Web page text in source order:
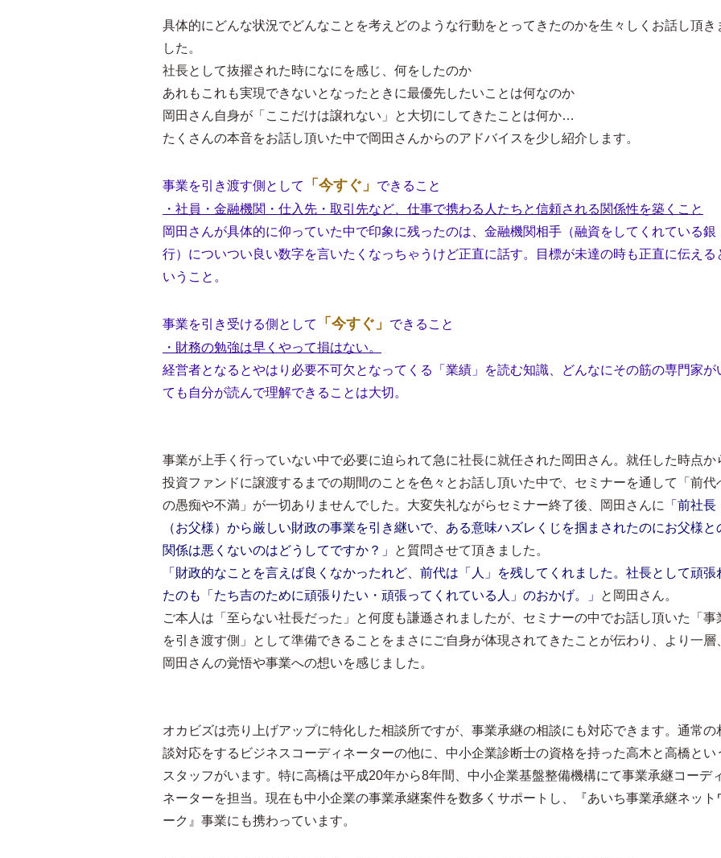
具体的にどんな状況でどんなことを考えどのような行動をとってきたのかを生々しくお話し頂き
した。
社長として抜擢された時になにを感じ、何をしたのか
あれもこれも実現できないとなったときに最優先したいことは何なのか
岡田さん自身が「ここだけは譲れない」と大切にしてきたことは何か…
たくさんの本音をお話し頂いた中で岡田さんからのアドバイスを少し紹介します。
事業を引き渡す側として 「今すぐ」
できること
・社員・金融機関・仕入先・取引先など、仕事で携わる人たちと信頼される関係性を築くこと
岡田さんが具体的に仰っていた中で印象に残ったのは、金融機関相手（融資をしてくれている銀
行）についつい良い数字を言いたくなっちゃうけど正直に話す。目標が未達の時も正直に伝える
いうこと。
事業を引き受ける側として 「今すぐ」
できること
・財務の勉強は早くやって損はない。
経営者となるとやはり必要不可欠となってくる「業績」を読む知識、どんなにその筋の専門家が
ても自分が読んで理解できることは大切。
事業が上手く行っていない中で必要に迫られて急に社長に就任された岡田さん。就任した時点か
投資ファンドに譲渡するまでの期間のことを色々とお話し頂いた中で、セミナーを通して「前代
の愚痴や不満」が一切ありませんでした。大変失礼ながらセミナー終了後、岡田さんに
「前社長
（お父様）から厳しい財政の事業を引き継いで、ある意味ハズレくじを掴まされたのにお父様と
関係は悪くないのはどうしてですか？」
と質問させて頂きました。
「財政的なことを言えば良くなかったれど、前代は「人」を残してくれました。社長として頑張
たのも「たち吉のために頑張りたい・頑張ってくれている人」のおかげ。」
と岡田さん。
ご本人は「至らない社長だった」と何度も謙遜されましたが、セミナーの中でお話し頂いた「事
を引き渡す側」として準備できることをまさにご自身が体現されてきたことが伝わり、より一層
岡田さんの覚悟や事業への想いを感じました。
オカビズは売り上げアップに特化した相談所ですが、事業承継の相談にも対応できます。通常の
談対応をするビジネスコーディネーターの他に、中小企業診断士の資格を持った高木と高橋とい
スタッフがいます。特に高橋は平成20年から8年間、中小企業基盤整備機構にて事業承継コーデ
ネーターを担当。現在も中小企業の事業承継案件を数多くサポートし、『あいち事業承継ネット
ーク』事業にも携わっています。